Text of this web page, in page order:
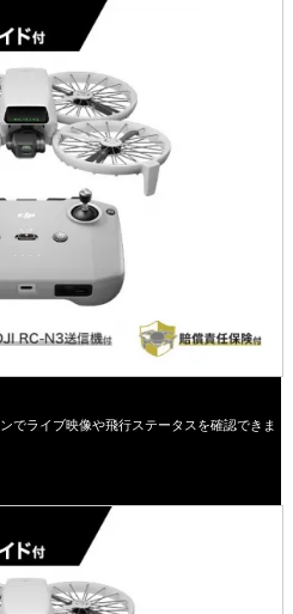
でライブ映像や飛行ステータスを確認できま